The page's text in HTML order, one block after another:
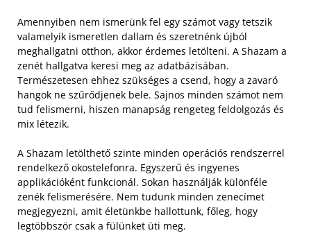
Amennyiben nem ismerünk fel egy számot vagy tetszik
valamelyik ismeretlen dallam és szeretnénk újból
meghallgatni otthon, akkor érdemes letölteni. A Shazam a
zenét hallgatva keresi meg az adatbázisában.
Természetesen ehhez szükséges a csend, hogy a zavaró
hangok ne szűrődjenek bele. Sajnos minden számot nem
tud felismerni, hiszen manapság rengeteg feldolgozás és
mix létezik.
A Shazam letölthető szinte minden operációs rendszerrel
rendelkező okostelefonra. Egyszerű és ingyenes
applikációként funkcionál. Sokan használják különféle
zenék felismerésére. Nem tudunk minden zenecímet
megjegyezni, amit életünkbe hallottunk, főleg, hogy
legtöbbször csak a fülünket üti meg.